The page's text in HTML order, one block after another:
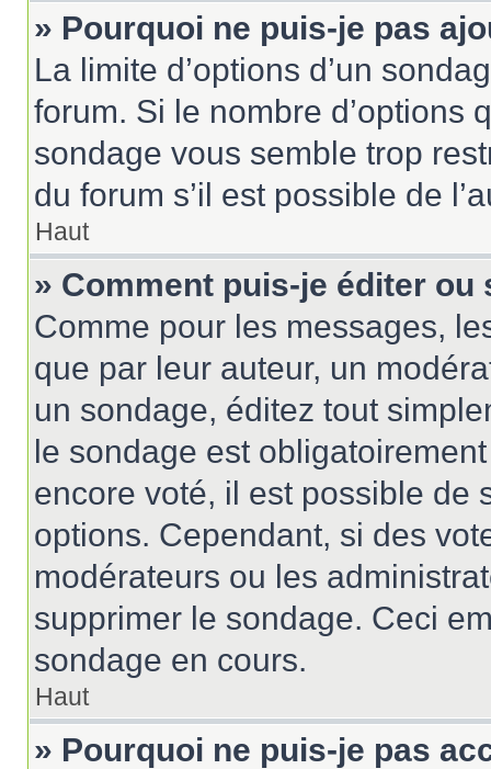
» Pourquoi ne puis-je pas
La limite d’options d’un
forum. Si le nombre d’options
sondage vous semble trop
du forum s’il est possible de
Haut
» Comment puis-je éditer
Comme pour les messages,
que par leur auteur, un
un sondage, éditez tout
le sondage est
encore voté, il est possible de
options. Cependant, si des
modérateurs ou les
supprimer le sondage. Ceci
sondage en cours.
Haut
» Pourquoi ne puis-je pas